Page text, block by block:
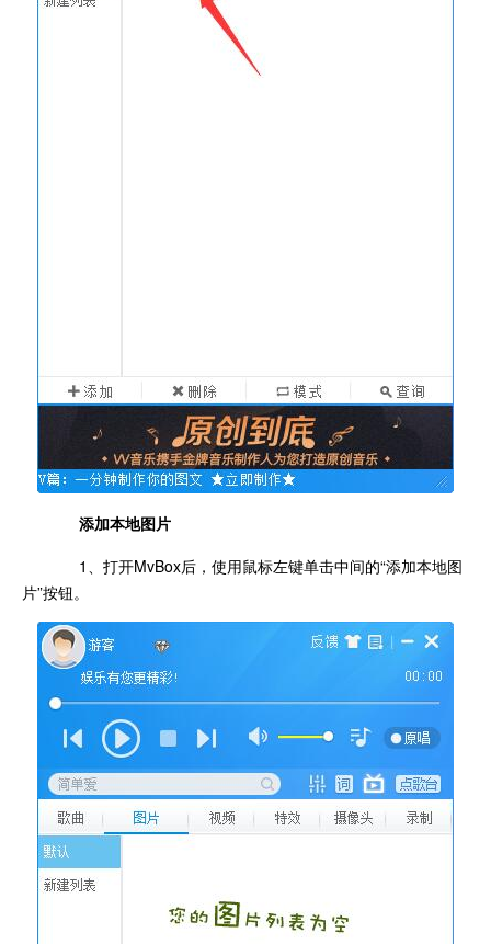
添加本地图片
1、打开MvBox后，使用鼠标左键单击中间的“添加本地图
片”按钮。